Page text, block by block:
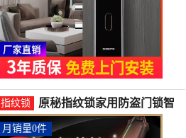
指纹锁
原秘指纹锁家用防盗门锁智
能锁密码锁滑盖别墅户外双
门-指纹锁(原秘旗舰店仅售
月销量0件